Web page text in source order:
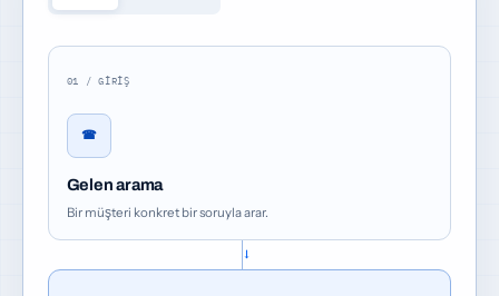
01 / GIRIŞ
☎
Gelen arama
Bir müşteri konkret bir soruyla arar.
→